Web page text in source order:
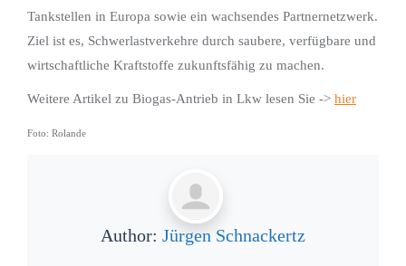
Tankstellen in Europa sowie ein wachsendes Partnernetzwerk.
Ziel ist es, Schwerlastverkehre durch saubere, verfügbare und
wirtschaftliche Kraftstoffe zukunftsfähig zu machen.
Weitere Artikel zu Biogas-Antrieb in Lkw lesen Sie -> hier
Foto: Rolande
Author: Jürgen Schnackertz